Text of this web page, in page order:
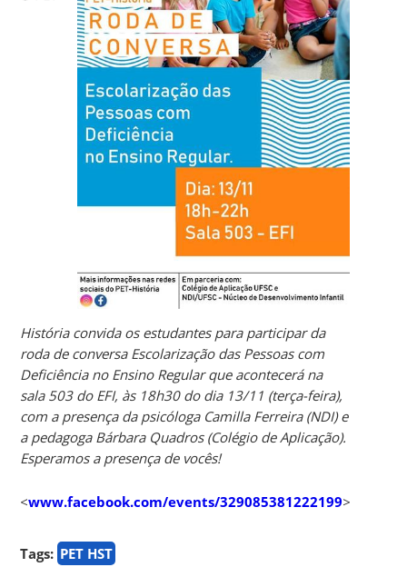
História convida os estudantes para participar da
roda de conversa Escolarização das Pessoas com
Deficiência no Ensino Regular que acontecerá na
sala 503 do EFI, às 18h30 do dia 13/11 (terça-feira),
com a presença da psicóloga Camilla Ferreira (NDI) e
a pedagoga Bárbara Quadros (Colégio de Aplicação).
Esperamos a presença de vocês!
<www.facebook.com/events/329085381222199>
Tags: PET HST